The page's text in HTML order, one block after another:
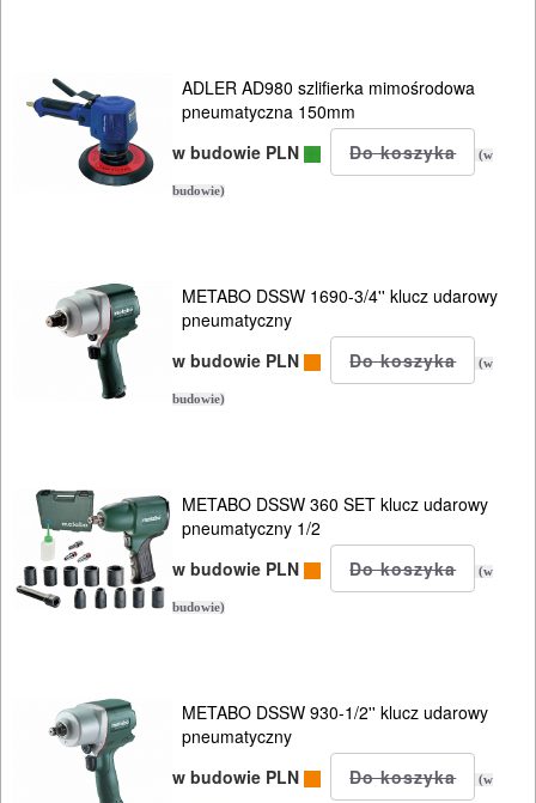
ADLER AD980 szlifierka mimośrodowa
pneumatyczna 150mm
w budowie PLN
(w
budowie)
METABO DSSW 1690-3/4'' klucz udarowy
pneumatyczny
w budowie PLN
(w
budowie)
METABO DSSW 360 SET klucz udarowy
pneumatyczny 1/2
w budowie PLN
(w
budowie)
METABO DSSW 930-1/2'' klucz udarowy
pneumatyczny
w budowie PLN
(w